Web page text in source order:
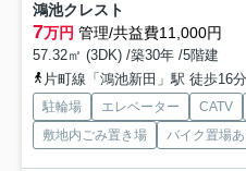
鴻池クレスト
7万円 管理/共益費11,000円
57.32㎡ (3DK) /築30年 /5階建
片町線「鴻池新田」駅 徒歩16分
駐輪場 エレベーター CATV
敷地内ごみ置き場
バイク置場あ